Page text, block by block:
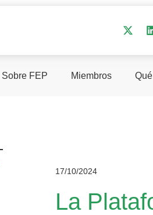
Sobre FEP Miembros
17/10/2024
La